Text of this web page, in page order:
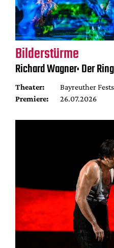
Bilderstürme
Richard Wagner: Der
Theater:
Bayreuther
Premiere:
26.07.2026